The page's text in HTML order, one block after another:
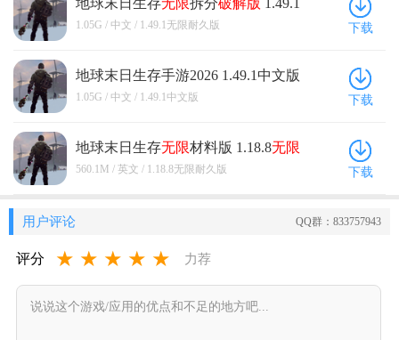
无限 耐久版
1.05G / 中文 / 1.49.1无限耐久版 下载
地球末日生存手游2026 1.49.1中文版
1.05G / 中文 / 1.49.1中文版 下载
地球末日生存无限材料版 1.18.8无限
耐久版
560.1M / 英文 / 1.18.8无限耐久版 下载
用户评论 QQ群：833757943
评分 ★ ★ ★ ★ ★ 力荐